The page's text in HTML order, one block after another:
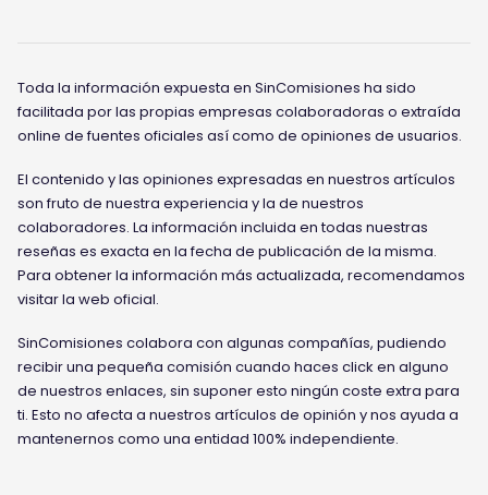
Toda la información expuesta en SinComisiones ha sido
facilitada por las propias empresas colaboradoras o extraída
online de fuentes oficiales así como de opiniones de usuarios.
El contenido y las opiniones expresadas en nuestros artículos
son fruto de nuestra experiencia y la de nuestros
colaboradores. La información incluida en todas nuestras
reseñas es exacta en la fecha de publicación de la misma.
Para obtener la información más actualizada, recomendamos
visitar la web oficial.
SinComisiones colabora con algunas compañías, pudiendo
recibir una pequeña comisión cuando haces click en alguno
de nuestros enlaces, sin suponer esto ningún coste extra para
ti. Esto no afecta a nuestros artículos de opinión y nos ayuda a
mantenernos como una entidad 100% independiente.